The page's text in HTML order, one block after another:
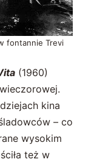
fontannie Trevi
(1960)
kina
– co
wysokim
też w